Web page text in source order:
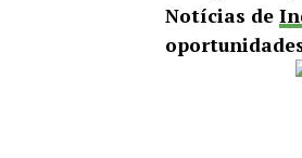
Notícias de